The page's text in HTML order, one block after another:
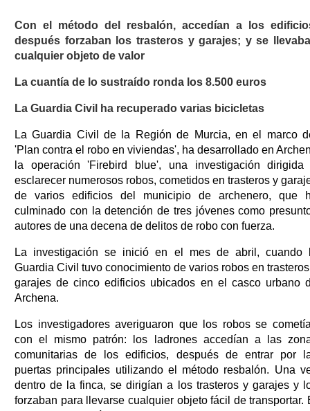
Con el método del resbalón, accedían a los
después forzaban los trasteros y garajes; y se
cualquier objeto de valor
La cuantía de lo sustraído ronda los 8.500 euros
La Guardia Civil ha recuperado varias bicicletas
La Guardia Civil de la Región de Murcia, en el marco
'Plan contra el robo en viviendas', ha desarrollado en
la operación 'Firebird blue', una investigación dirigida
esclarecer numerosos robos, cometidos en trasteros y
de varios edificios del municipio de archenero, que
culminado con la detención de tres jóvenes como
autores de una decena de delitos de robo con fuerza.
La investigación se inició en el mes de abril, cuando
Guardia Civil tuvo conocimiento de varios robos en
garajes de cinco edificios ubicados en el casco urbano
Archena.
Los investigadores averiguaron que los robos se
con el mismo patrón: los ladrones accedían a las
comunitarias de los edificios, después de entrar por
puertas principales utilizando el método resbalón. Una
dentro de la finca, se dirigían a los trasteros y garajes y
forzaban para llevarse cualquier objeto fácil de transportar.